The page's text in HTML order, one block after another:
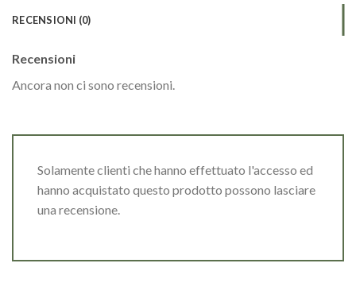
RECENSIONI (0)
Recensioni
Ancora non ci sono recensioni.
Solamente clienti che hanno effettuato l'accesso ed
hanno acquistato questo prodotto possono lasciare
una recensione.